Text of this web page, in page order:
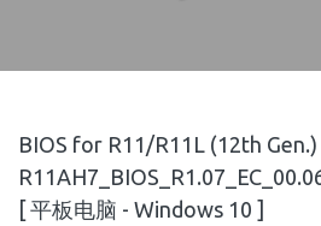
BIOS for R11/R11L (12th Gen.)
[ 平板电脑 - Windows 10 ]